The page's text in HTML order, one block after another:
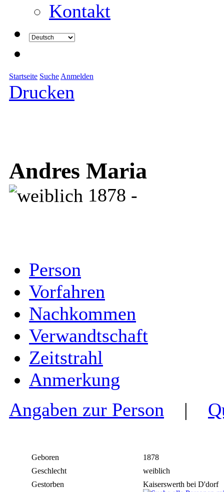
Kontakt
Startseite Suche Anmelden
Drucken
Andres Maria
1878 -
Person
Vorfahren
Nachkommen
Verwandtschaft
Zeitstrahl
Anmerkung
Angaben zur Person |
Geboren
1878
Geschlecht
weiblich
Gestorben
Kaiserswerth bei D'dorf